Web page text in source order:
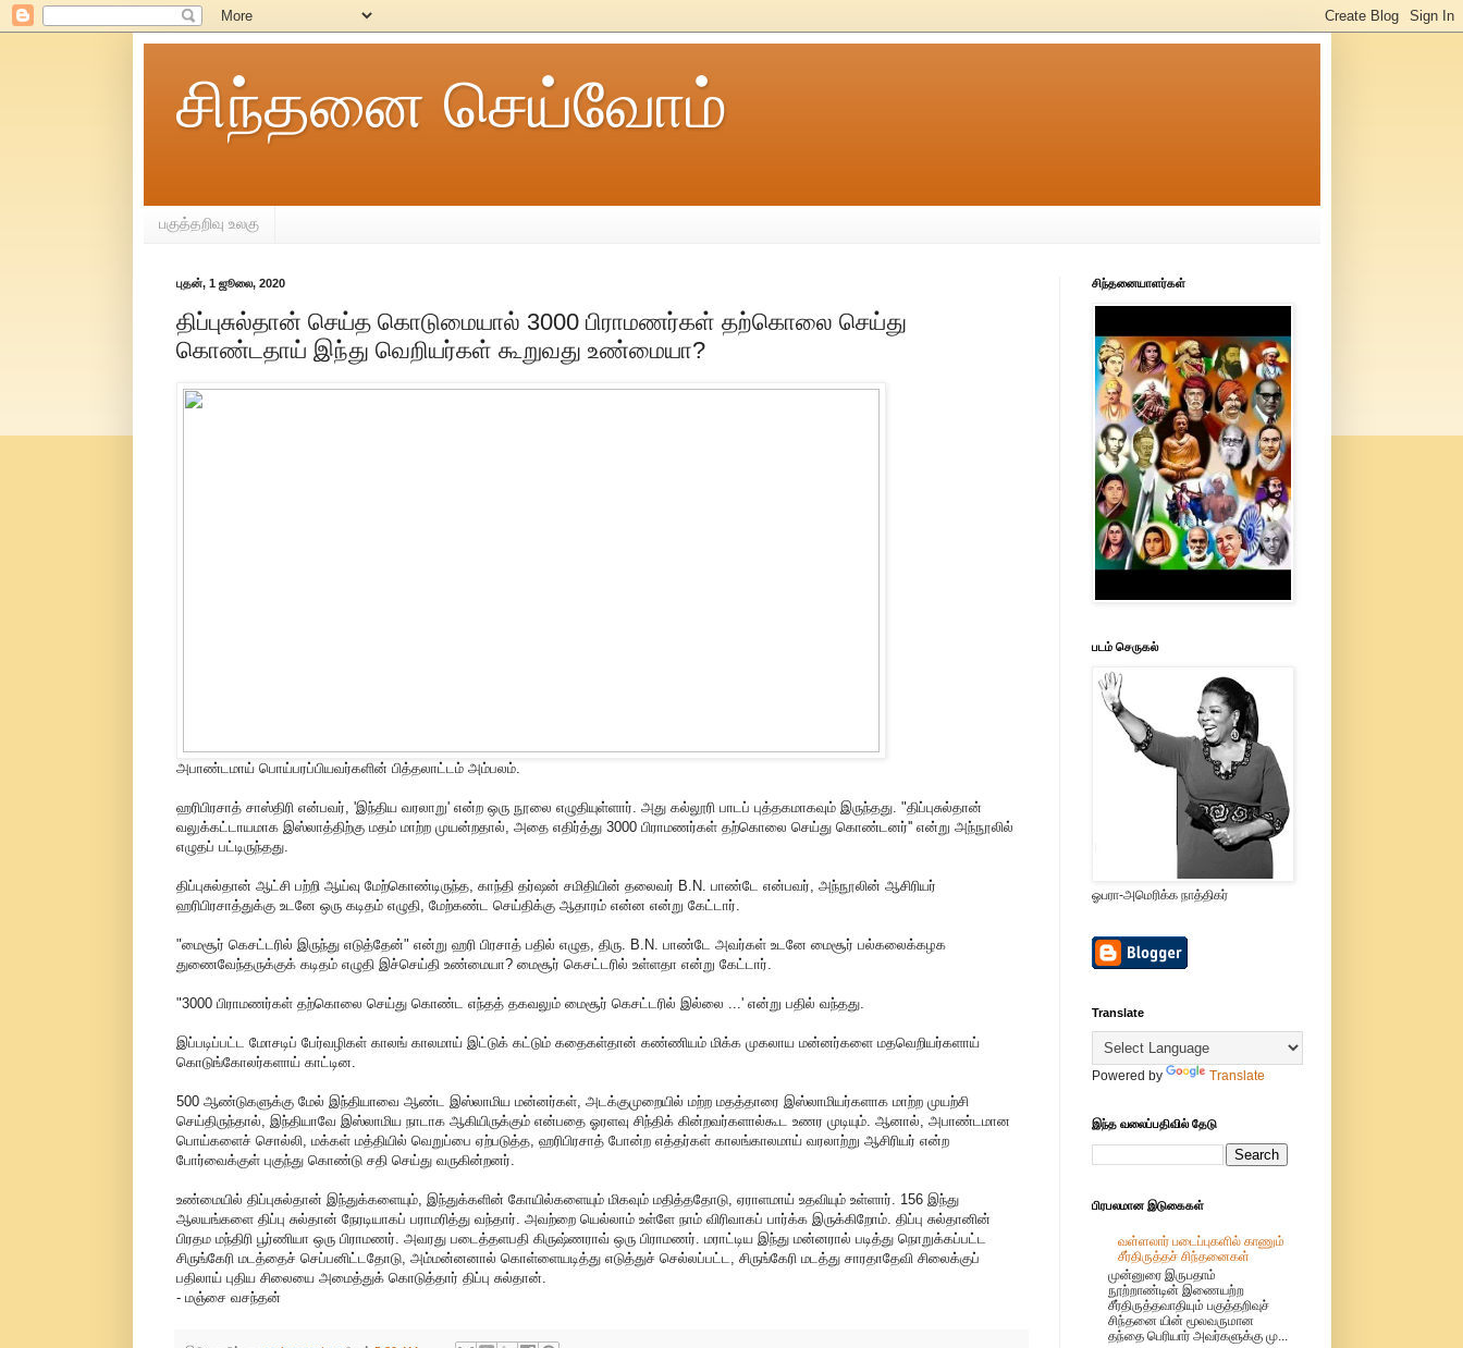
சிந்தனை செய்வோம்
பகுத்தறிவு உலகு
புதன், 1 ஜூலை, 2020
திப்புசுல்தான் செய்த கொடுமையால் 3000 பிராமணர்கள் தற்கொலை செய்து
கொண்டதாய் இந்து வெறியர்கள் கூறுவது உண்மையா?
அபாண்டமாய் பொய்பரப்பியவர்களின் பித்தலாட்டம் அம்பலம்.
ஹரிபிரசாத் சாஸ்திரி என்பவர், 'இந்திய வரலாறு' என்ற ஒரு நூலை எழுதியுள்ளார். அது கல்லூரி பாடப் புத்தகமாகவும் இருந்தது. "திப்புசுல்தான்
வலுக்கட்டாயமாக இஸ்லாத்திற்கு மதம் மாற்ற முயன்றதால், அதை எதிர்த்து 3000 பிராமணர்கள் தற்கொலை செய்து கொண்டனர்'' என்று அந்நூலில்
எழுதப் பட்டிருந்தது.
திப்புசுல்தான் ஆட்சி பற்றி ஆய்வு மேற்கொண்டிருந்த, காந்தி தர்ஷன் சமிதியின் தலைவர் B.N. பாண்டே என்பவர், அந்நூலின் ஆசிரியர்
ஹரிபிரசாத்துக்கு உடனே ஒரு கடிதம் எழுதி, மேற்கண்ட செய்திக்கு ஆதாரம் என்ன என்று கேட்டார்.
"மைசூர் கெசட்டரில் இருந்து எடுத்தேன்" என்று ஹரி பிரசாத் பதில் எழுத, திரு. B.N. பாண்டே அவர்கள் உடனே மைசூர் பல்கலைக்கழக
துணைவேந்தருக்குக் கடிதம் எழுதி இச்செய்தி உண்மையா? மைசூர் கெசட்டரில் உள்ளதா என்று கேட்டார்.
"3000 பிராமணர்கள் தற்கொலை செய்து கொண்ட எந்தத் தகவலும் மைசூர் கெசட்டரில் இல்லை ...' என்று பதில் வந்தது.
இப்படிப்பட்ட மோசடிப் பேர்வழிகள் காலங் காலமாய் இட்டுக் கட்டும் கதைகள்தான் கண்ணியம் மிக்க முகலாய மன்னர்களை மதவெறியர்களாய்
கொடுங்கோலர்களாய் காட்டின.
500 ஆண்டுகளுக்கு மேல் இந்தியாவை ஆண்ட இஸ்லாமிய மன்னர்கள், அடக்குமுறையில் மற்ற மதத்தாரை இஸ்லாமியர்களாக மாற்ற முயற்சி
செய்திருந்தால், இந்தியாவே இஸ்லாமிய நாடாக ஆகியிருக்கும் என்பதை ஓரளவு சிந்திக் கின்றவர்களால்கூட உணர முடியும். ஆனால், அபாண்டமான
பொய்களைச் சொல்லி, மக்கள் மத்தியில் வெறுப்பை ஏற்படுத்த, ஹரிபிரசாத் போன்ற எத்தர்கள் காலங்காலமாய் வரலாற்று ஆசிரியர் என்ற
போர்வைக்குள் புகுந்து கொண்டு சதி செய்து வருகின்றனர்.
உண்மையில் திப்புசுல்தான் இந்துக்களையும், இந்துக்களின் கோயில்களையும் மிகவும் மதித்ததோடு, ஏராளமாய் உதவியும் உள்ளார். 156 இந்து
ஆலயங்களை திப்பு சுல்தான் நேரடியாகப் பராமரித்து வந்தார். அவற்றை யெல்லாம் உள்ளே நாம் விரிவாகப் பார்க்க இருக்கிறோம். திப்பு சுல்தானின்
பிரதம மந்திரி பூர்ணியா ஒரு பிராமணர். அவரது படைத்தளபதி கிருஷ்ணராவ் ஒரு பிராமணர். மராட்டிய இந்து மன்னரால் படித்து நொறுக்கப்பட்ட
சிருங்கேரி மடத்தைச் செப்பனிட்டதோடு, அம்மன்னனால் கொள்ளையடித்து எடுத்துச் செல்லப்பட்ட, சிருங்கேரி மடத்து சாரதாதேவி சிலைக்குப்
பதிலாய் புதிய சிலையை அமைத்துக் கொடுத்தார் திப்பு சுல்தான்.
- மஞ்சை வசந்தன்
சிந்தனையாளர்கள்
படம் செருகல்
ஓபரா-அமெரிக்க நாத்திகர்
Translate
Powered by Translate
இந்த வலைப்பதிவில் தேடு
பிரபலமான இடுகைகள்
வள்ளலார் படைப்புகளில் காணும்
சீர்திருத்தச் சிந்தனைகள்
முன்னுரை இருபதாம்
நூற்றாண்டின் இணையற்ற
சீர்திருத்தவாதியும் பகுத்தறிவுச்
சிந்தனை யின் மூலவருமான
தந்தை பெரியார் அவர்களுக்கு மு...